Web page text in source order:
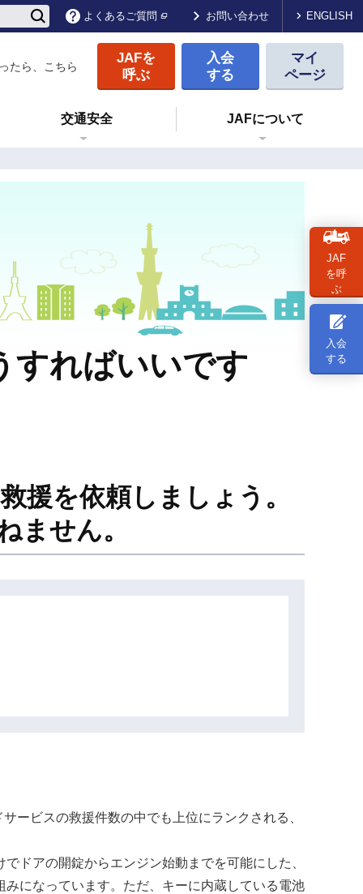
よくあるご質問 お問い合わせ ENGLISH
たら、こちら
JAFを
呼ぶ
入会
する
マイ
ページ
交通安全 JAFについて
すればいいです
援を依頼しましょう。
ません。
ービスの救援件数の中でも上位にランクされる、
ドアの開錠からエンジン始動までを可能にした、
になっています。ただ、キーに内蔵している電池
JAF
を呼
ぶ
入会
する